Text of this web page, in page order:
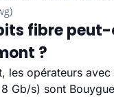
fibre
?
les opérateurs
Gb/s) sont